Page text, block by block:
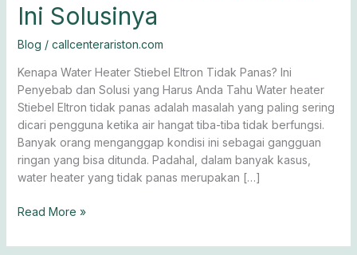
Ini Solusinya
Blog / callcenterariston.com
Kenapa Water Heater Stiebel Eltron Tidak Panas? Ini
Penyebab dan Solusi yang Harus Anda Tahu Water heater
Stiebel Eltron tidak panas adalah masalah yang paling sering
dicari pengguna ketika air hangat tiba-tiba tidak berfungsi.
Banyak orang menganggap kondisi ini sebagai gangguan
ringan yang bisa ditunda. Padahal, dalam banyak kasus,
water heater yang tidak panas merupakan […]
Eltron
Panas?
Ini
Solusinya
Read More »